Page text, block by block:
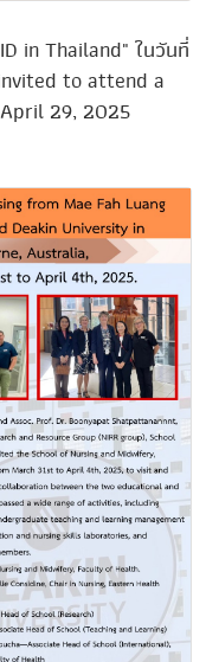
in Thailand" ในวันที่
to attend a
29, 2025